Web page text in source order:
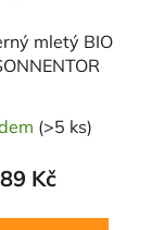
mletý BIO
(>5 ks)
89 Kč